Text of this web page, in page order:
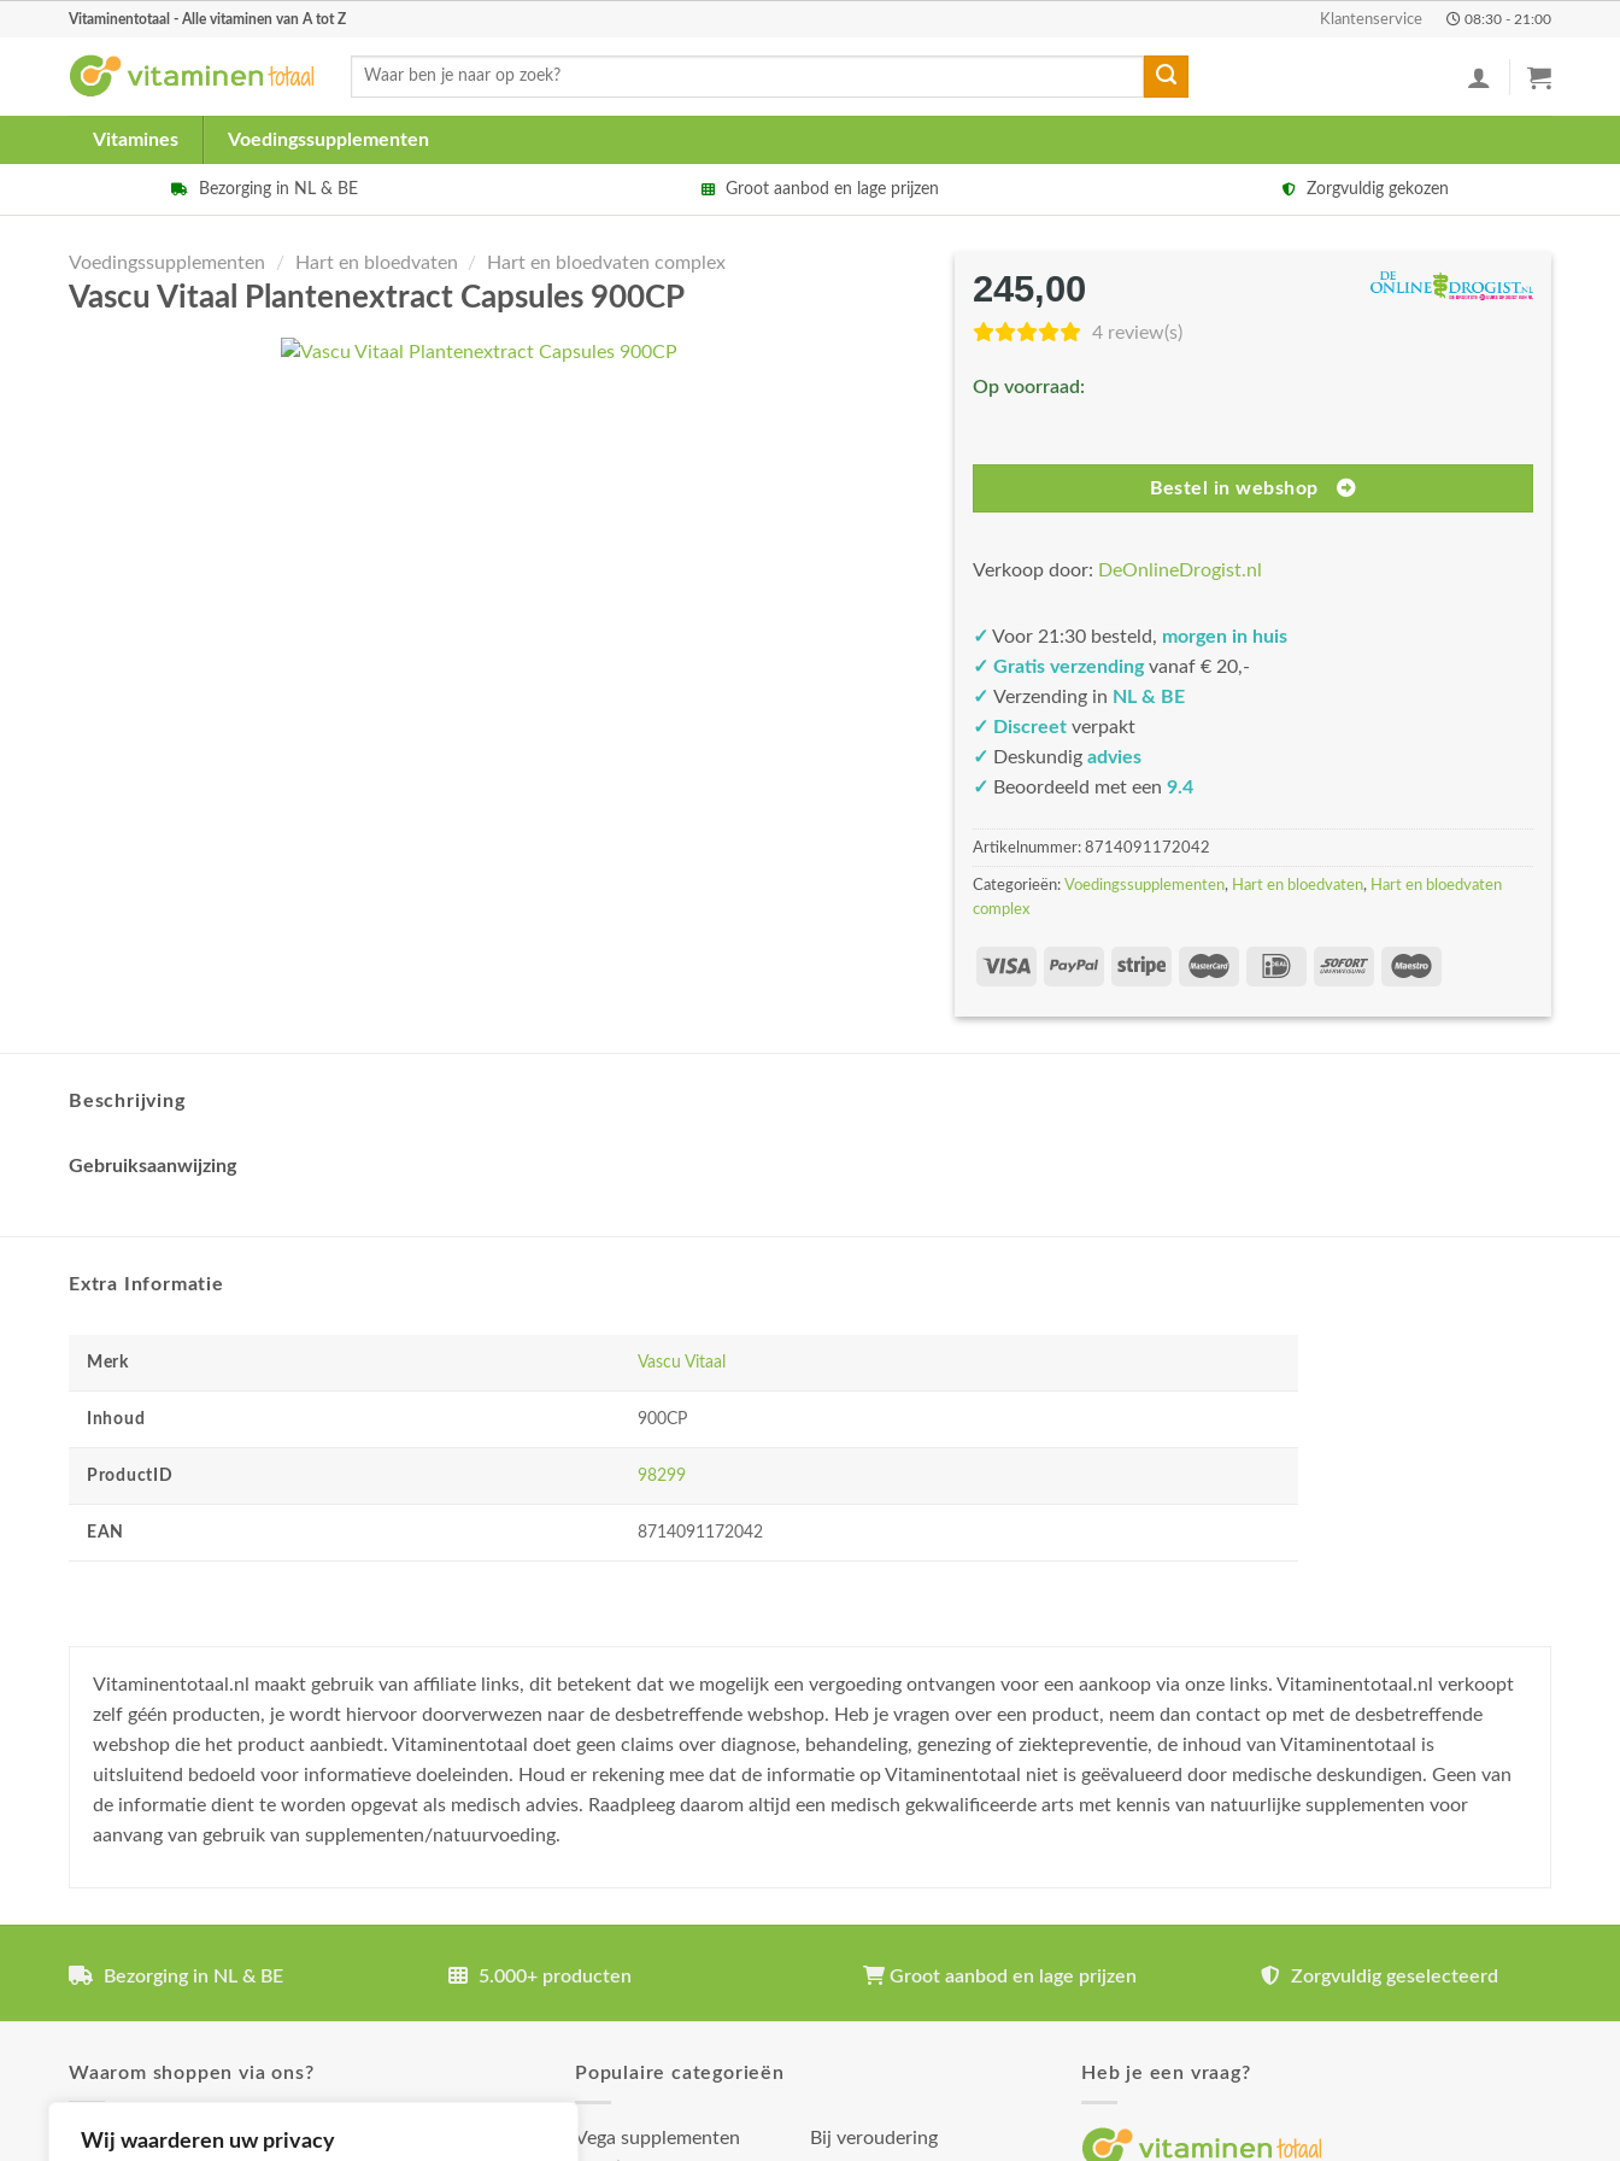
Wij waarderen uw privacy
Vitaminentotaal - Alle vitaminen van A tot Z Klantenservice 08:30 - 21:00
Zoeken
Vitamines Voedingssupplementen
Bezorging in NL & BE Groot aanbod en lage prijzen Zorgvuldig gekozen
Voedingssupplementen / Hart en bloedvaten / Hart en bloedvaten complex
Vascu Vitaal Plantenextract Capsules 900CP 245,00
4 review(s)
Op voorraad:
Bestel in webshop
Verkoop door: DeOnlineDrogist.nl
✓ Voor 21:30 besteld, morgen in huis
✓ Gratis verzendingvanaf € 20,-
✓ Verzending in NL & BE
✓ Discreet verpakt
✓ Deskundig advies
✓ Beoordeeld met een 9.4
Artikelnummer: 8714091172042
Categorieën: Voedingssupplementen, Hart en bloedvaten, Hart en bloedvaten
complex
Beschrijving
Gebruiksaanwijzing
Extra Informatie
Merk Vascu Vitaal
Inhoud 900CP
ProductID 98299
EAN 8714091172042
Vitaminentotaal.nl maakt gebruik van affiliate links, dit betekent dat we mogelijk een vergoeding ontvangen voor een aankoop via onze links. Vitaminentotaal.nl verkoopt
zelf géén producten, je wordt hiervoor doorverwezen naar de desbetreffende webshop. Heb je vragen over een product, neem dan contact op met de desbetreffende
webshop die het product aanbiedt. Vitaminentotaal doet geen claims over diagnose, behandeling, genezing of ziektepreventie, de inhoud van Vitaminentotaal is
uitsluitend bedoeld voor informatieve doeleinden. Houd er rekening mee dat de informatie op Vitaminentotaal niet is geëvalueerd door medische deskundigen. Geen van
de informatie dient te worden opgevat als medisch advies. Raadpleeg daarom altijd een medisch gekwalificeerde arts met kennis van natuurlijke supplementen voor
aanvang van gebruik van supplementen/natuurvoeding.
Bezorging in NL & BE 5.000+ producten Groot aanbod en lage prijzen Zorgvuldig geselecteerd
Waarom shoppen via ons?
✓ Uitgebreide product omschrijvingen
Populaire categorieën
Vega supplementen
Bij veroudering
Heb je een vraag?